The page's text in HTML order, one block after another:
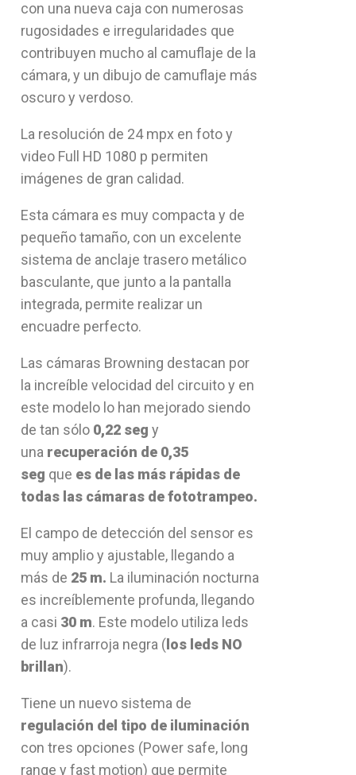
con una nueva caja con numerosas
rugosidades e irregularidades que
contribuyen mucho al camuflaje de la
cámara, y un dibujo de camuflaje más
oscuro y verdoso.
La resolución de 24 mpx en foto y
video Full HD 1080 p permiten
imágenes de gran calidad.
Esta cámara es muy compacta y de
pequeño tamaño, con un excelente
sistema de anclaje trasero metálico
basculante, que junto a la pantalla
integrada, permite realizar un
encuadre perfecto.
Las cámaras Browning destacan por
la increíble velocidad del circuito y en
este modelo lo han mejorado siendo
de tan sólo 0,22 seg y
una recuperación de 0,35
seg que es de las más rápidas de
todas las cámaras de fototrampeo.
El campo de detección del sensor es
muy amplio y ajustable, llegando a
más de 25 m. La iluminación nocturna
es increíblemente profunda, llegando
a casi 30 m. Este modelo utiliza leds
de luz infrarroja negra ( los leds NO
brillan).
Tiene un nuevo sistema de
regulación del tipo de iluminación
con tres opciones (Power safe, long
range y fast motion) que permite